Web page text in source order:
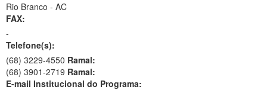
Rio Branco - AC
FAX:
-
Telefone(s):
(68) 3229-4550 Ramal:
(68) 3901-2719 Ramal:
E-mail Institucional do Programa: